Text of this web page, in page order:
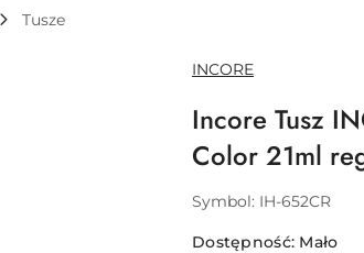
Tusze
NAZWA
PRODUCENTA:
INCORE
Incore Tusz
Color 21ml
Symbol: IH-652CR
Dostępność: Mało